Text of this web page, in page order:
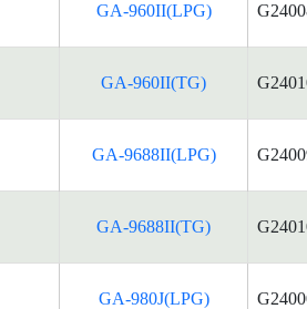
GA-960II(LPG)
GA-960II(TG)
GA-9688II(LPG)
GA-9688II(TG)
GA-980J(LPG)